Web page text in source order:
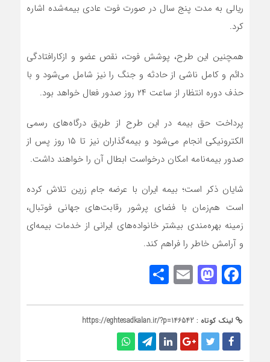
ریالی به مدت پنج سال در صورت فوت عادی بیمه‌شده اشاره
کرد.
همچنین این طرح، پوشش فوت، نقص عضو و ازکارافتادگی
دائم و کامل ناشی از حادثه و جنگ را نیز شامل می‌شود و با
حذف دوره انتظار از ساعت ۲۴ روز صدور فعال خواهد بود.
پرداخت حق بیمه در این طرح از طریق درگاه‌های رسمی
الکترونیکی انجام می‌شود و بیمه‌گذاران نیز تا ۱۵ روز پس از
صدور بیمه‌نامه امکان درخواست ابطال آن را خواهند داشت.
شایان ذکر است؛ بیمه ایران با عرضه جام زرین تلاش کرده
است هم‌زمان با فضای پرشور رقابت‌های جهانی فوتبال،
زمینه بهره‌مندی بیشتر خانواده‌های ایرانی از خدمات بیمه‌ای
و آرامش خاطر را فراهم کند.
Facebook
Mastodon
Email
لینک کوتاه : https://eghtesadkalan.ir/?p=146542